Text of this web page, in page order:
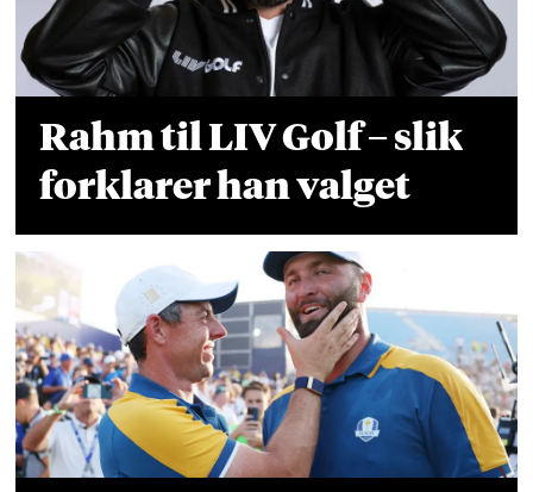
Rahm til LIV Golf – slik
forklarer han valget